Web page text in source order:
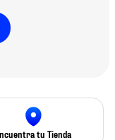
tu Tienda